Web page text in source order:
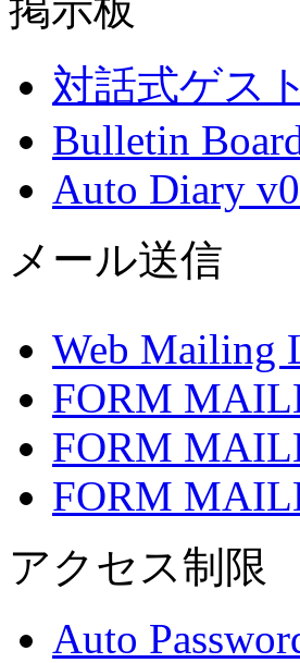
対話式ゲス
Bulletin
Auto Diary
メール送信
Web Mailing
FORM
FORM
FORM
アクセス制限
Auto